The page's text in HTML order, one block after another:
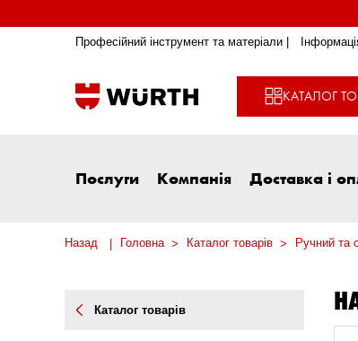
Професійний інструмент та матеріали |
КАТАЛОГ
Послуги Компанія Доставка і
Назад Головна Каталог товарів Ручний та
Каталог товарів